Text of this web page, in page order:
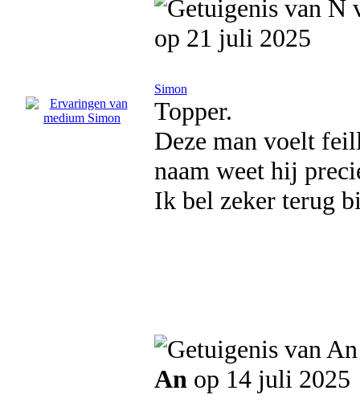
op 21 juli 2025
Simon
Topper.
Deze man voelt
naam weet hij
Ik bel zeker terug
An op 14 juli 2025